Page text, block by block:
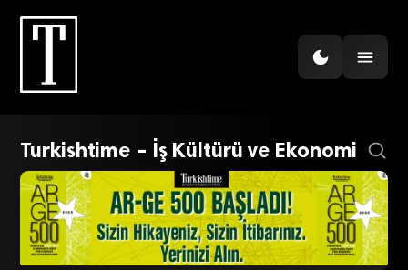
Turkishtime – İş Kültürü ve Ekonomi